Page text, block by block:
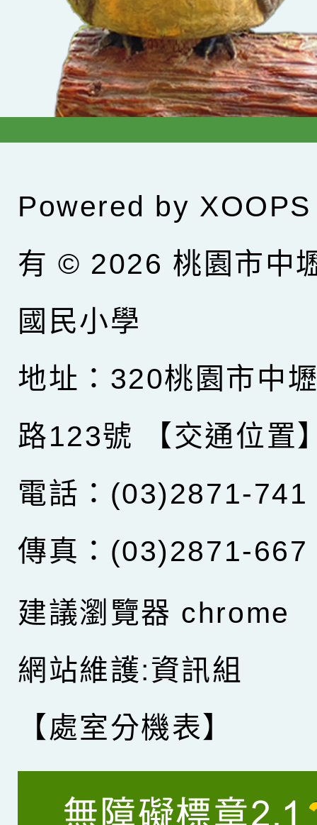
Powered by XOOPS
有 © 2026 桃園市中
國民小學
地址：320桃園市中
路123號
【交通位置
電話：(03)2871-741
傳真：(03)2871-667
建議瀏覽器 chrome
網站維護:資訊組
【處室分機表】